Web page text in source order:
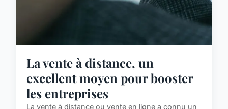
La vente à distance, un
excellent moyen pour booster
les entreprises
La vente à distance ou vente en ligne a connu un